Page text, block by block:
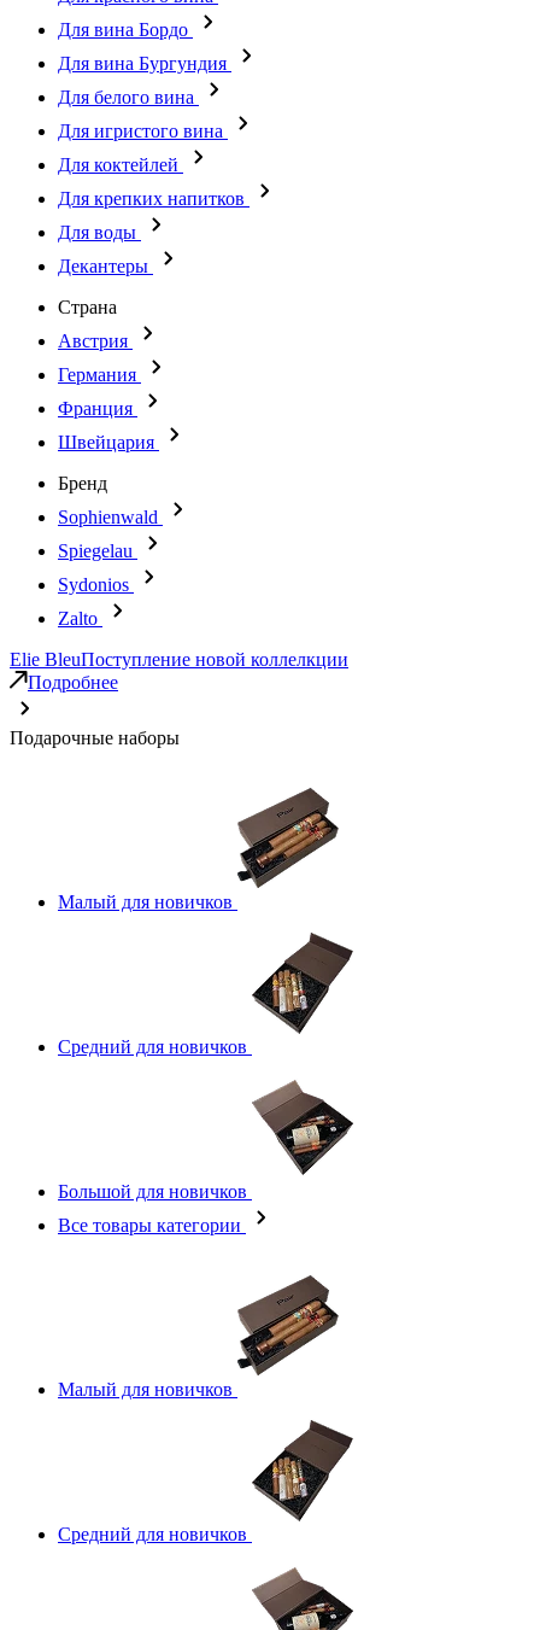
Для вина Бордо
Для вина Бургундия
Для белого вина
Для игристого вина
Для коктейлей
Для крепких напитков
Для воды
Декантеры
Страна
Австрия
Германия
Франция
Швейцария
Бренд
Sophienwald
Spiegelau
Sydonios
Zalto
Elie BleuПоступление новой коллелкции
Подробнее
Подарочные наборы
Малый для новичков
Средний для новичков
Большой для новичков
Все товары категории
Малый для новичков
Средний для новичков